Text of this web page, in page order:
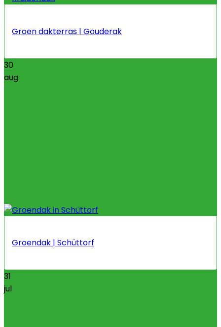
Groen dakterras | Gouderak
30
aug
Groendak | Schüttorf
31
jul